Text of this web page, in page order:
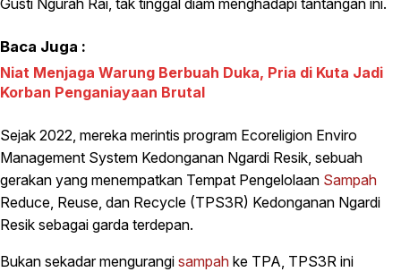
Gusti Ngurah Rai, tak tinggal diam menghadapi tantangan ini.
Baca Juga :
Niat Menjaga Warung Berbuah Duka, Pria di Kuta Jadi
Korban Penganiayaan Brutal
Sejak 2022, mereka merintis program Ecoreligion Enviro
Management System Kedonganan Ngardi Resik, sebuah
gerakan yang menempatkan Tempat Pengelolaan Sampah
Reduce, Reuse, dan Recycle (TPS3R) Kedonganan Ngardi
Resik sebagai garda terdepan.
Bukan sekadar mengurangi sampah ke TPA, TPS3R ini